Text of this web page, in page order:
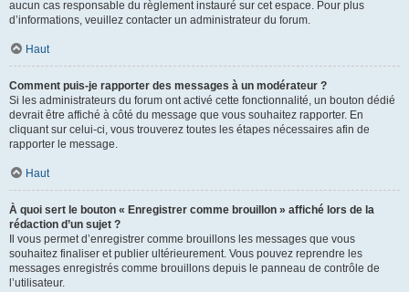
aucun cas responsable du règlement instauré sur cet espace. Pour plus
d’informations, veuillez contacter un administrateur du forum.
Haut
Comment puis-je rapporter des messages à un modérateur ?
Si les administrateurs du forum ont activé cette fonctionnalité, un bouton dédié
devrait être affiché à côté du message que vous souhaitez rapporter. En
cliquant sur celui-ci, vous trouverez toutes les étapes nécessaires afin de
rapporter le message.
Haut
À quoi sert le bouton « Enregistrer comme brouillon » affiché lors de la
rédaction d’un sujet ?
Il vous permet d’enregistrer comme brouillons les messages que vous
souhaitez finaliser et publier ultérieurement. Vous pouvez reprendre les
messages enregistrés comme brouillons depuis le panneau de contrôle de
l’utilisateur.